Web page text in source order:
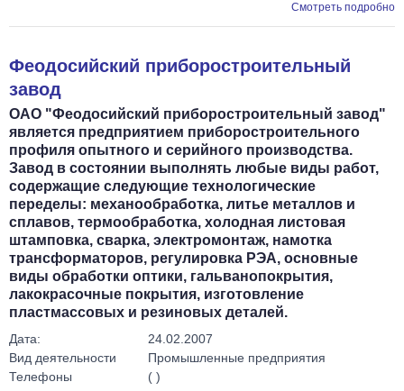
Смотреть подробно
Феодосийский приборостроительный
завод
ОАО "Феодосийский приборостроительный завод"
является предприятием приборостроительного
профиля опытного и серийного производства.
Завод в состоянии выполнять любые виды работ,
содержащие следующие технологические
переделы: механообработка, литье металлов и
сплавов, термообработка, холодная листовая
штамповка, сварка, электромонтаж, намотка
трансформаторов, регулировка РЭА, основные
виды обработки оптики, гальванопокрытия,
лакокрасочные покрытия, изготовление
пластмассовых и резиновых деталей.
Дата:
24.02.2007
Вид деятельности
Промышленные предприятия
Телефоны
( )